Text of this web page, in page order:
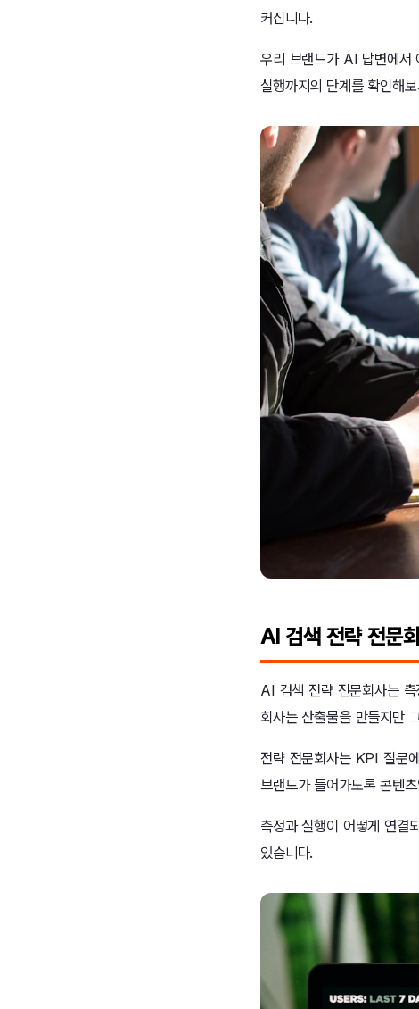
커집니다.
우리 브랜드가 AI 답변에서
실행까지의 단계를 확인해
AI 검색 전략 전문
AI 검색 전략 전문회사는
회사는 산출물을 만들지만
전략 전문회사는 KPI 질문
브랜드가 들어가도록 콘텐
측정과 실행이 어떻게 연결
있습니다.